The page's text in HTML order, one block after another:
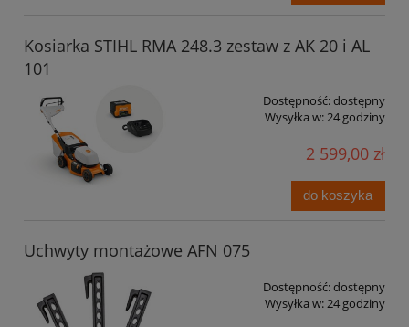
Kosiarka STIHL RMA 248.3 zestaw z AK 20 i AL
101
Dostępność:dostępny
Wysyłka w:24 godziny
2 599,00 zł
do koszyka
Uchwyty montażowe AFN 075
Dostępność:dostępny
Wysyłka w:24 godziny